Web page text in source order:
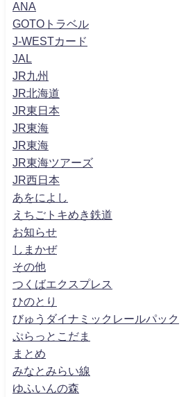
ANA
GOTOトラベル
J-WESTカード
JAL
JR九州
JR北海道
JR東日本
JR東海
JR東海
JR東海ツアーズ
JR西日本
あをによし
えちごトキめき鉄道
お知らせ
しまかぜ
その他
つくばエクスプレス
ひのとり
びゅうダイナミックレールパック
ぷらっとこだま
まとめ
みなとみらい線
ゆふいんの森